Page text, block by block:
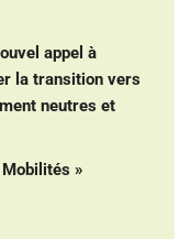
appel à
la transition vers
neutres et
»